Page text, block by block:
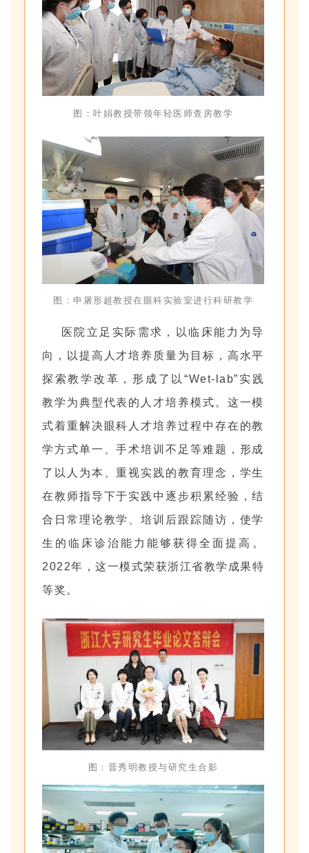
图：叶娟教授带领年轻医师查房教学
图：申屠形超教授在眼科实验室进行科研教学
医院立足实际需求，以临床能力为导
向，以提高人才培养质量为目标，高水平
探索教学改革，形成了以“Wet-lab”实践
教学为典型代表的人才培养模式。这一模
式着重解决眼科人才培养过程中存在的教
学方式单一、手术培训不足等难题，形成
了以人为本、重视实践的教育理念，学生
在教师指导下于实践中逐步积累经验，结
合日常理论教学、培训后跟踪随访，使学
生的临床诊治能力能够获得全面提高。
2022年，这一模式荣获浙江省教学成果特
等奖。
图：晋秀明教授与研究生合影